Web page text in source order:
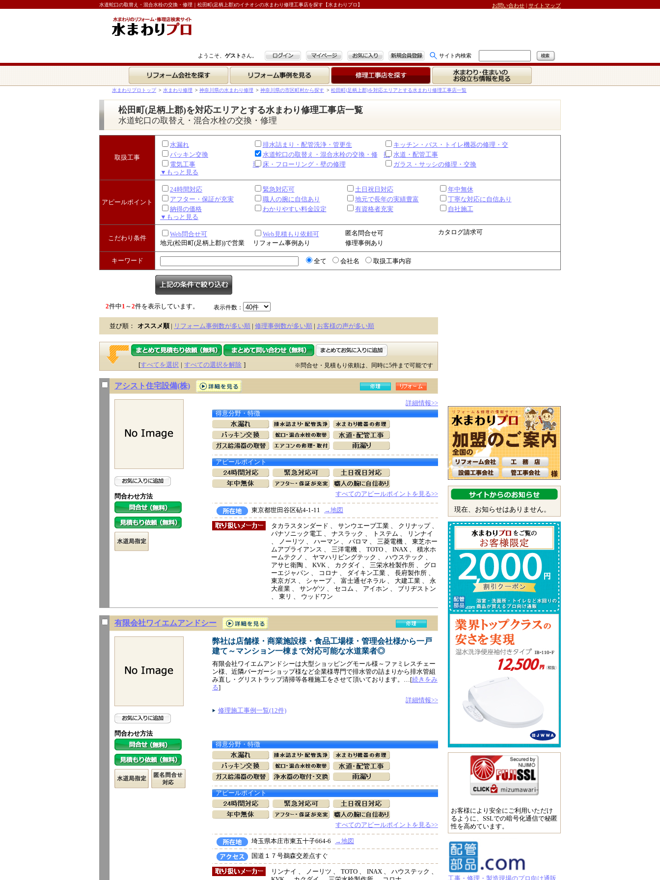
水道蛇口の取替え・混合水栓の交換・修理｜松田町(足柄上郡)のイチオシの水まわり修理工事店を探す【水まわりプロ】 お問い合わせ | サイトマップ
ようこそ、 ゲスト さん。 ログイン マイページ お気に入り 新規会員登録 サイト内検索
リフォーム会社を探す リフォーム事例を見る
水まわり・住まいの
お役立ち情報を見る
水まわりプロトップ > 水まわり修理 > 神奈川県の水まわり修理 > 神奈川県の市区町村から探す > 松田町(足柄上郡)を対応エリアとする水まわり修理工事店一覧
松田町(足柄上郡)を対応エリアとする水まわり修理工事店一覧
水道蛇口の取替え・混合水栓の交換・修理
取扱工事
水漏れ 排水詰まり・配管洗浄・管更生
キッチン・バス・トイレ機器の修理・交
換
パッキン交換
水道蛇口の取替え・混合水栓の交換・修
理
水道・配管工事
電気工事
床・フローリング・壁の修理
ガラス・サッシの修理・交換
▼もっと見る
アピールポイント
24時間対応 緊急対応可 土日祝日対応
年中無休
アフター・保証が充実
職人の腕に自信あり 地元で長年の実績豊富
丁寧な対応に自信あり
納得の価格
わかりやすい料金設定 有資格者充実
自社施工
▼もっと見る
こだわり条件
Web問合せ可 Web見積もり依頼可 匿名問合せ可
カタログ請求可
地元(松田町(足柄上郡))で営業
リフォーム事例あり 修理事例あり
キーワード 全て 会社名 取扱工事内容
2件中1 ～2件を表示しています。 表示件数：
並び順： オススメ順 | リフォーム事例数が多い順 | 修理事例数が多い順 | お客様の声が多い順
[すべてを選択 | すべての選択を解除 ] ※問合せ・見積もり依頼は、同時に5件まで可能です
アシスト住宅設備(株)
問合わせ方法
詳細情報>>
得意分野・特徴
アピールポイント
すべてのアピールポイントを見る>>
東京都世田谷区砧4-1-11 →地図
タカラスタンダード 、 サンウエーブ工業 、 クリナップ 、
パナソニック電工 、 ナスラック 、 トステム 、 リンナイ
、 ノーリツ 、 ハーマン 、 パロマ 、 三菱電機 、 東芝ホー
ムアプライアンス 、 三洋電機 、 TOTO 、 INAX 、 積水ホ
ームテクノ 、 ヤマハリビングテック 、 ハウステック 、
アサヒ衛陶 、 KVK 、 カクダイ 、 三栄水栓製作所 、 グロ
ーエジャパン 、 コロナ 、 ダイキン工業 、 長府製作所 、
東京ガス 、 シャープ 、 富士通ゼネラル 、 大建工業 、 永
大産業 、 サンゲツ 、 セコム 、 アイホン 、 ブリヂストン
、 東リ 、 ウッドワン
有限会社ワイエムアンドシー
問合わせ方法
弊社は店舗様・商業施設様・食品工場様・管理会社様から一戸
建て～マンション一棟まで対応可能な水道業者◎
有限会社ワイエムアンドシーは大型ショッピングモール様～ファミレスチェー
ン様、近隣バーガーショップ様など企業様専門で排水管の詰まりから排水管組
み直し・グリストラップ清掃等各種施工をさせて頂いております。…[続きをみ
る]
詳細情報>>
修理施工事例一覧(12件)
得意分野・特徴
アピールポイント
すべてのアピールポイントを見る>>
埼玉県本庄市東五十子664-6
→地図
国道１７号鵜森交差点すぐ
リンナイ 、 ノーリツ 、 TOTO 、 INAX 、 ハウステック 、
現在、お知らせはありません。
お客様により安全にご利用いただけ
るように、SSLでの暗号化通信で秘匿
性を高めています。
工事・修理・製造現場のプロ向け通販